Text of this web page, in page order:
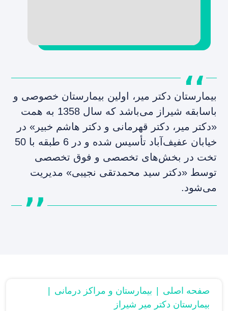
بیمارستان دکتر میر، اولین بیمارستان خصوصی و
باسابقه شیراز می‌باشد که سال 1358 به همت
«دکتر میر، دکتر قهرمانی و دکتر هاشم خبیر» در
خیابان عفیف‌آباد تأسیس شده و در 6 طبقه با 50
تخت در بخش‌های تخصصی و فوق تخصصی
توسط «دکتر سید محمدتقی نجیبی» مدیریت
می‌شود.
صفحه اصلی
بیمارستان و مراکز درمانی
بیمارستان دکتر میر شیراز